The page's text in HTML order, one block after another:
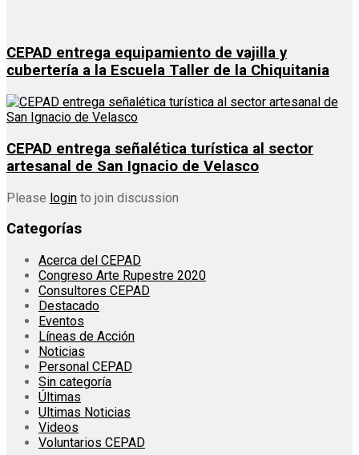
CEPAD entrega equipamiento de vajilla y
cubertería a la Escuela Taller de la Chiquitania
CEPAD entrega señalética turística al sector
artesanal de San Ignacio de Velasco
Please login to join discussion
Categorías
Acerca del CEPAD
Congreso Arte Rupestre 2020
Consultores CEPAD
Destacado
Eventos
Líneas de Acción
Noticias
Personal CEPAD
Sin categoría
Últimas
Ultimas Noticias
Videos
Voluntarios CEPAD